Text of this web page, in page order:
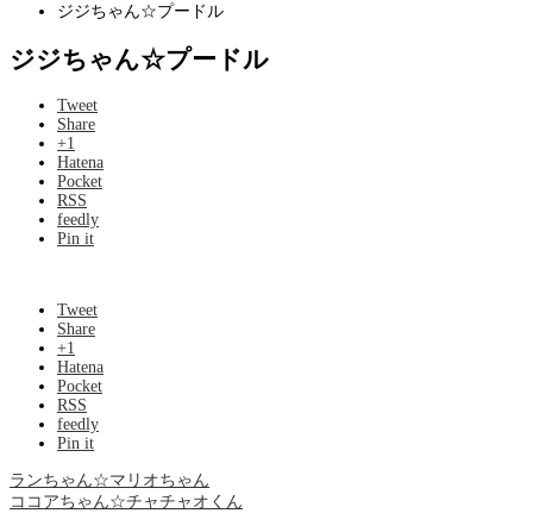
ジジちゃん☆プードル
ジジちゃん☆プードル
Tweet
Share
+1
Hatena
Pocket
RSS
feedly
Pin it
Tweet
Share
+1
Hatena
Pocket
RSS
feedly
Pin it
ランちゃん☆マリオちゃん
ココアちゃん☆チャチャオくん